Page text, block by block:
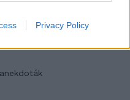
Privacy Policy